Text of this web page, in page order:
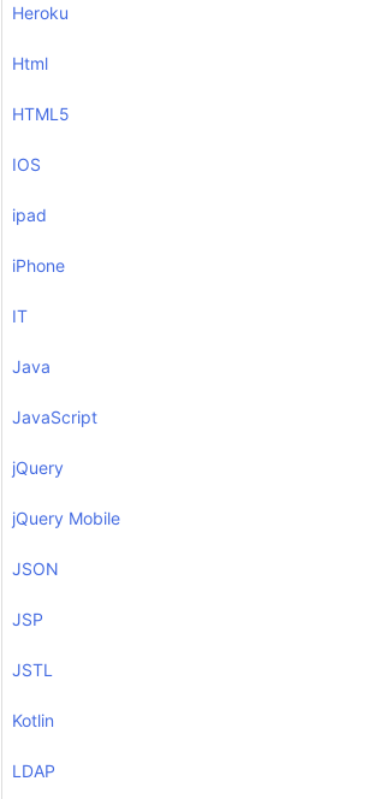
Heroku
Html
HTML5
IOS
ipad
iPhone
IT
Java
JavaScript
jQuery
jQuery Mobile
JSON
JSP
JSTL
Kotlin
LDAP